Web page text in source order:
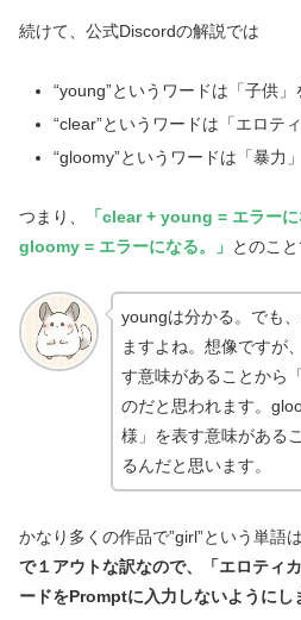
続けて、公式Discordの解説では
“young”というワードは「子供」
“clear”というワードは「エロテ
“gloomy”というワードは「暴力
つまり、
「clear + young = エラー
gloomy = エラーになる。」 とのこと
youngは分かる。でも
ますよね。想像ですが
す意味があることから
のだと思われます。
様」を表す意味がある
るんだと思います。
かなり多くの作品で”girl”という単語
で１アウトな訳なので、「エロティ
ードをPromptに入力しないようにし